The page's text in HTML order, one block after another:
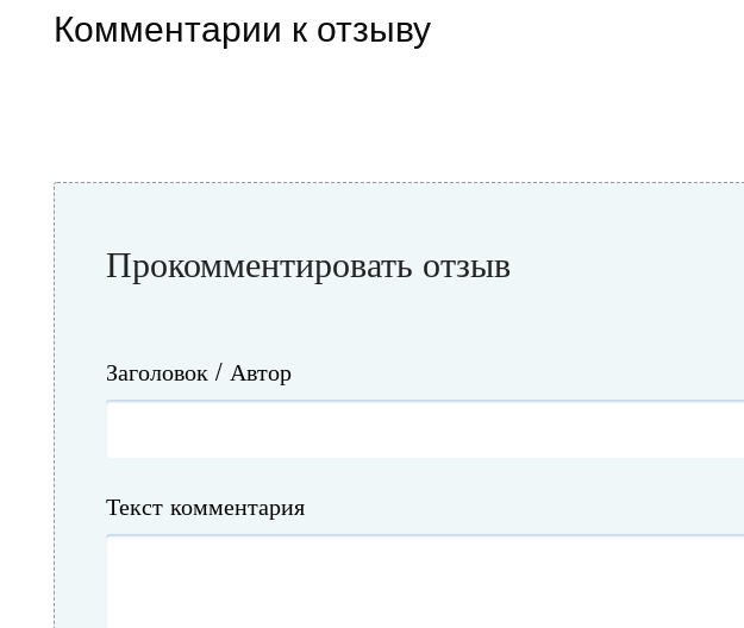
Комментарии к отзыву
Прокомментировать отзыв
Заголовок / Автор
Текст комментария